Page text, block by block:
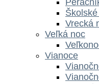
Vrecká
Veľká noc
Vianoce